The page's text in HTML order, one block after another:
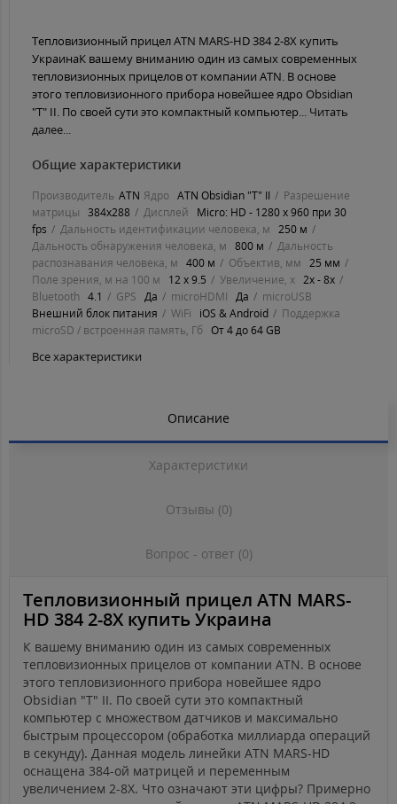
Тепловизионный прицел ATN MARS-HD 384 2-8X купить
УкраинаК вашему вниманию один из самых современных
тепловизионных прицелов от компании ATN. В основе
этого тепловизионного прибора новейшее ядро Obsidian
"T" II. По своей сути это компактный компьютер... Читать
далее...
Общие характеристики
Производитель ATN Ядро ATN Obsidian "T" II
Разрешение
матрицы 384х288 Дисплей
Micro: HD - 1280 х 960 при 30
fps
Дальность идентификации человека, м 250 м
Дальность обнаружения человека, м 800 м
Дальность
распознавания человека, м 400 м Объектив, мм 25 мм
Поле зрения, м на 100 м
12 х 9.5 Увеличение, х 2х - 8х
Bluetooth 4.1 GPS Да microHDMI Да
microUSB
Внешний блок питания
WiFi iOS & Android
Поддержка
microSD / встроенная память, Гб От 4 до 64 GB
Все характеристики
Описание
Характеристики
Отзывы (0)
Вопрос - ответ (0)
Тепловизионный прицел ATN MARS-
HD 384 2-8X купить Украина
К вашему вниманию один из самых современных
тепловизионных прицелов от компании ATN. В основе
этого тепловизионного прибора новейшее ядро
Obsidian "T" II. По своей сути это компактный
компьютер с множеством датчиков и максимально
быстрым процессором (обработка миллиарда операций
в секунду). Данная модель линейки ATN MARS-HD
оснащена 384-ой матрицей и переменным
увеличением 2-8Х. Что означают эти цифры? Примерно